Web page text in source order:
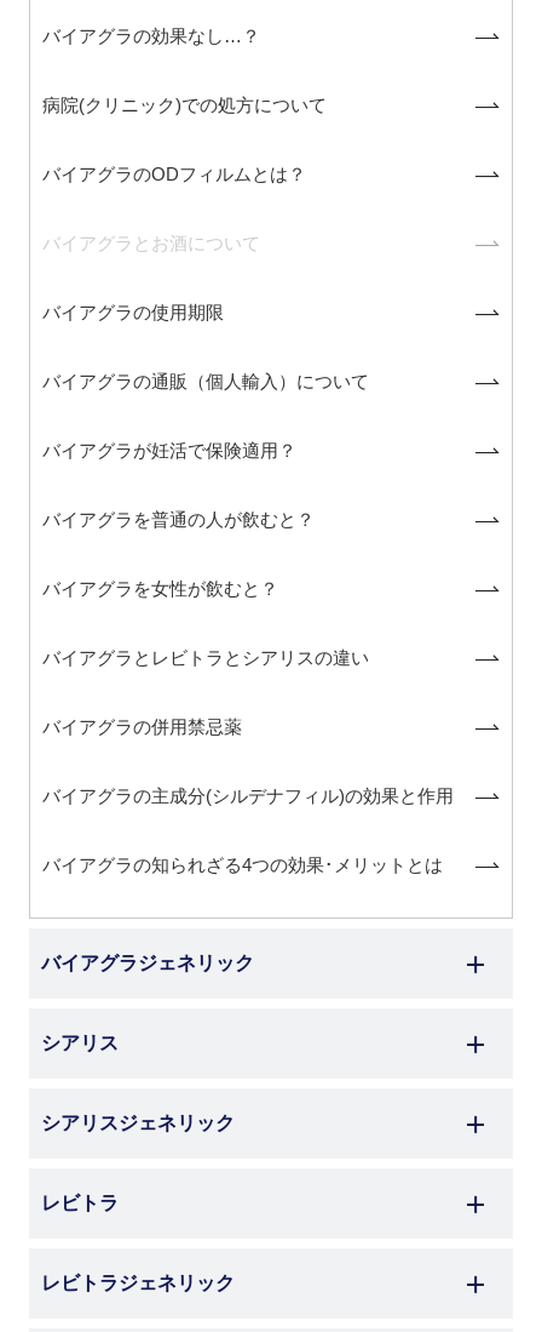
バイアグラの効果なし…？
病院(クリニック)での処方について
バイアグラのODフィルムとは？
バイアグラとお酒について
バイアグラの使用期限
バイアグラの通販（個人輸入）について
バイアグラが妊活で保険適用？
バイアグラを普通の人が飲むと？
バイアグラを女性が飲むと？
バイアグラとレビトラとシアリスの違い
バイアグラの併用禁忌薬
バイアグラの主成分(シルデナフィル)の効果と作用
バイアグラの知られざる4つの効果･メリットとは
バイアグラジェネリック
シアリス
シアリスジェネリック
レビトラ
レビトラジェネリック